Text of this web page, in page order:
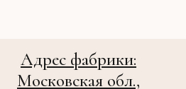
Адрес фабрики:
Московская обл.,